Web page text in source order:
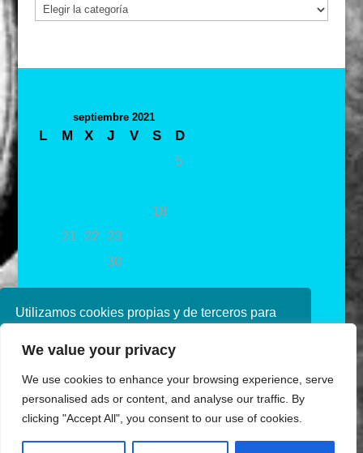
Utilizamos cookies propias y de terceros para
navegando, consideramos que acepta su uso.
política de cookies consulte nuestra
Política de
privacidad
We value your privacy
We use cookies to enhance your browsing experience, serve
personalised ads or content, and analyse our traffic. By
clicking "Accept All", you consent to our use of cookies.
Categorías
septiembre 2021
L M X J V S
D
5
18
21 22 23
30
« Ago
Oct »